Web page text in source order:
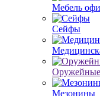
Мебель
Сейфы
Мезонины